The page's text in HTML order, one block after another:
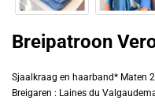
Breipatroon
Sjaalkraag en haarband* Maten
Breigaren : Laines du